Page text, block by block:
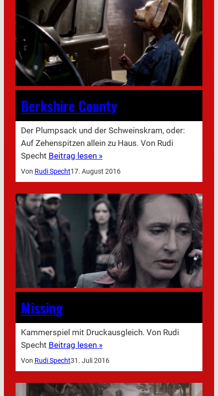
Berkshire County
Der Plumpsack und der Schweinskram, oder:
Auf Zehenspitzen allein zu Haus. Von Rudi
Specht Beitrag lesen »
Von Rudi Specht17. August 2016
Missing
Kammerspiel mit Druckausgleich. Von Rudi
Specht Beitrag lesen »
Von Rudi Specht31. Juli 2016